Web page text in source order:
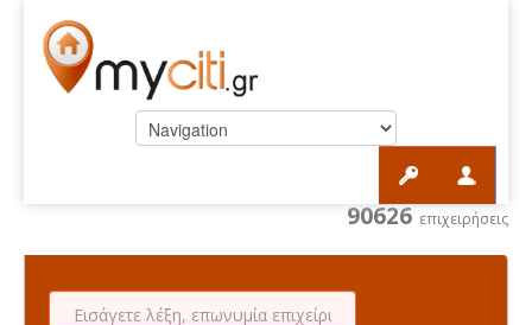
90626 επιχειρήσεις